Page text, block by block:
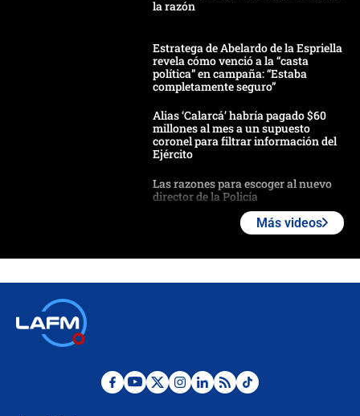
la razón
Estratega de Abelardo de la Espriella
revela cómo venció a la “casta
política” en campaña: “Estaba
completamente seguro”
Alias ‘Calarcá’ habría pagado $60
millones al mes a un supuesto
coronel para filtrar información del
Ejército
Las razones para escoger al nuevo
director de la Policía
futuro les espera a las cabalgatas en
"No hubo fraude ni posibilidad de
Más videos